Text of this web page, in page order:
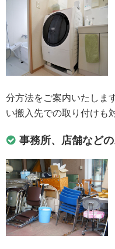
分方法をご案内いたしま
い搬入先での取り付けも
事務所、店舗など